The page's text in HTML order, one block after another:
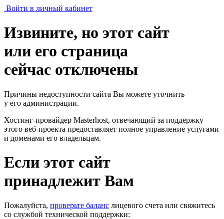
Войти в личный кабинет
Извините, но этот сайт
или его страница
сейчас отключены
Причины недоступности сайта Вы можете уточнить
у его администрации.
Хостинг-провайдер Masterhost, отвечающий за поддержку
этого веб-проекта предоставляет полное управление услугами
и доменами его владельцам.
Если этот сайт
принадлежит Вам
Пожалуйста, проверьте баланс лицевого счета или свяжитесь
со службой технической поддержки: